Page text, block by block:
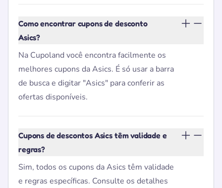
Como encontrar cupons de desconto
Asics?
Na Cupoland você encontra facilmente os
melhores cupons da Asics. É só usar a barra
de busca e digitar "Asics" para conferir as
ofertas disponíveis.
Cupons de descontos Asics têm validade e
regras?
Sim, todos os cupons da Asics têm validade
e regras específicas. Consulte os detalhes